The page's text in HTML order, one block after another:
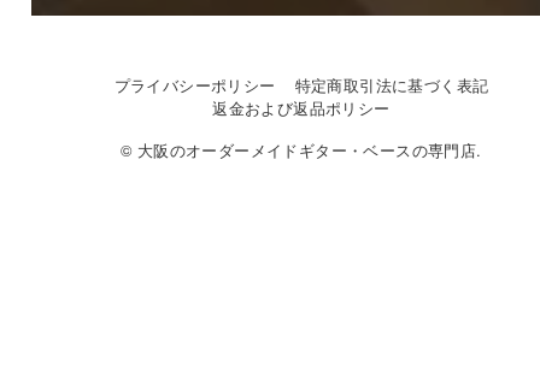
プライバシーポリシー
特定商取引法に基づく表記
返金および返品ポリシー
© 大阪のオーダーメイドギター・ベースの専門店.